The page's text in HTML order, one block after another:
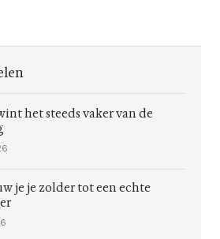
het steeds vaker van de
je je zolder tot een echte